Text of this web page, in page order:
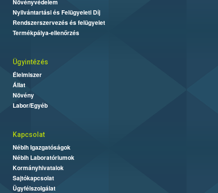
Növényvédelem
Nyilvántartási és Felügyeleti Díj
Rendszerszervezés és felügyelet
Termékpálya-ellenőrzés
Ügyintézés
Élelmiszer
Állat
Növény
Labor/Egyéb
Kapcsolat
Nébih Igazgatóságok
Nébih Laboratóriumok
Kormányhivatalok
Sajtókapcsolat
Ügyfélszolgálat